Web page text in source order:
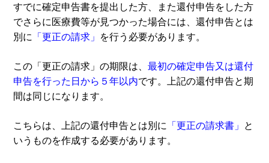
すでに確定申告書を提出した方、また還付申告をした方
でさらに医療費等が見つかった場合には、還付申告とは
別に 「更正の請求」 を行う必要があります。
この「更正の請求」の期限は、最初の確定申告又は還付
申告を行った日から５年以内です。上記の還付申告と期
間は同じになります。
こちらは、上記の還付申告とは別に 「更正の請求書」 と
いうものを作成する必要があります。